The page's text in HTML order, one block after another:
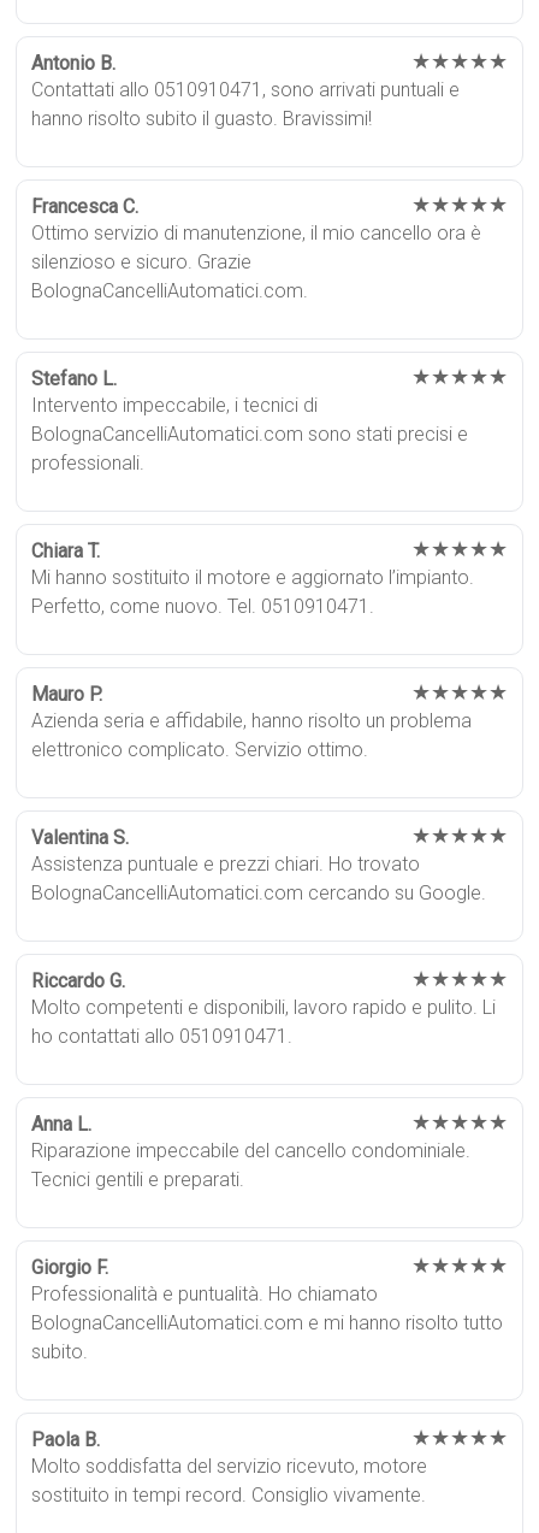
Antonio B. ★★★★★
Contattati allo 0510910471, sono arrivati puntuali e
hanno risolto subito il guasto. Bravissimi!
Francesca C. ★★★★★
Ottimo servizio di manutenzione, il mio cancello ora è
silenzioso e sicuro. Grazie
BolognaCancelliAutomatici.com.
Stefano L. ★★★★★
Intervento impeccabile, i tecnici di
BolognaCancelliAutomatici.com sono stati precisi e
professionali.
Chiara T. ★★★★★
Mi hanno sostituito il motore e aggiornato l’impianto.
Perfetto, come nuovo. Tel. 0510910471.
Mauro P. ★★★★★
Azienda seria e affidabile, hanno risolto un problema
elettronico complicato. Servizio ottimo.
Valentina S. ★★★★★
Assistenza puntuale e prezzi chiari. Ho trovato
BolognaCancelliAutomatici.com cercando su Google.
Riccardo G. ★★★★★
Molto competenti e disponibili, lavoro rapido e pulito. Li
ho contattati allo 0510910471.
Anna L. ★★★★★
Riparazione impeccabile del cancello condominiale.
Tecnici gentili e preparati.
Giorgio F. ★★★★★
Professionalità e puntualità. Ho chiamato
BolognaCancelliAutomatici.com e mi hanno risolto tutto
subito.
Paola B. ★★★★★
Molto soddisfatta del servizio ricevuto, motore
sostituito in tempi record. Consiglio vivamente.